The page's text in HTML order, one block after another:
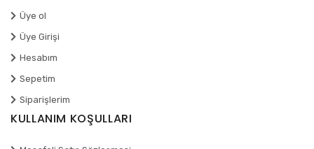
Üye ol
Üye Girişi
Hesabım
Sepetim
Siparişlerim
KULLANIM KOŞULLARI